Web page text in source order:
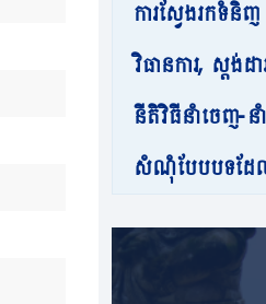
ការស្វែងរកទំនិញ
វិធានការ, ស្តង់ដា
នីតិវិធីនាំចេញ-
សំណុំបែបបទដែ